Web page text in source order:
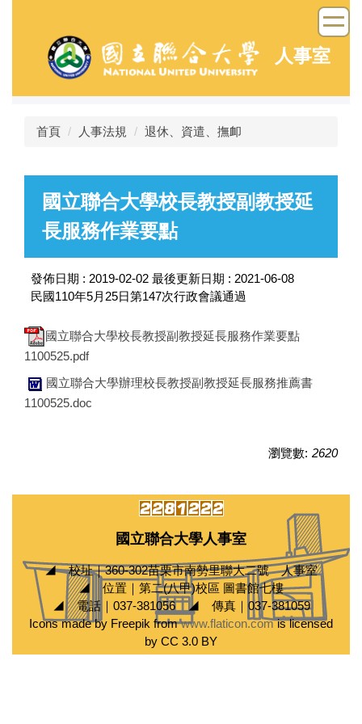
容
人事室
首頁 人事法規 退休、資遣、撫卹
國立聯合大學校長教授副教授延
長服務作業要點
發佈日期 : 2019-02-02 最後更新日期 : 2021-06-08
民國110年5月25日第147次行政會議通過
國立聯合大學校長教授副教授延長服務作業要點
1100525.pdf
國立聯合大學辦理校長教授副教授延長服務推薦書
1100525.doc
瀏覽數: 2620
國立聯合大學人事室
◢ 校址｜360-302苗栗市南勢里聯大二號 人事室
◢ 位置｜第二(八甲)校區 圖書館七樓
◢ 電話｜037-381056 ◢ 傳真｜037-381059
Icons made by Freepik fromwww.flaticon.comis licensed
by CC 3.0 BY